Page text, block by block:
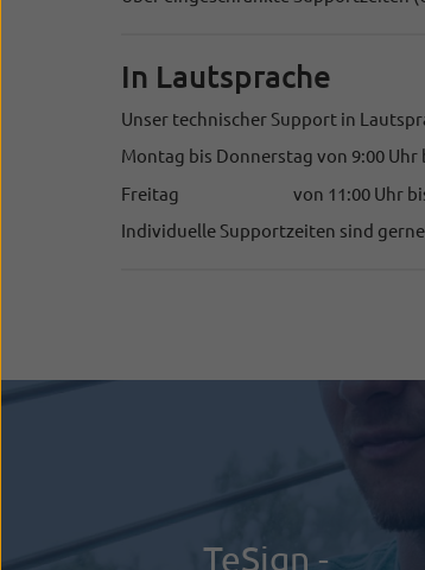
In Lautsprache
Unser technischer Support in
Montag bis Donnerstag von 9:00 Uhr
Freitag von 11:00 Uhr bis
Individuelle Supportzeiten sind
TeSign -